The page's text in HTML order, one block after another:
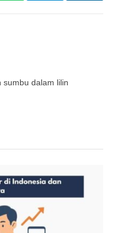
sumbu dalam lilin